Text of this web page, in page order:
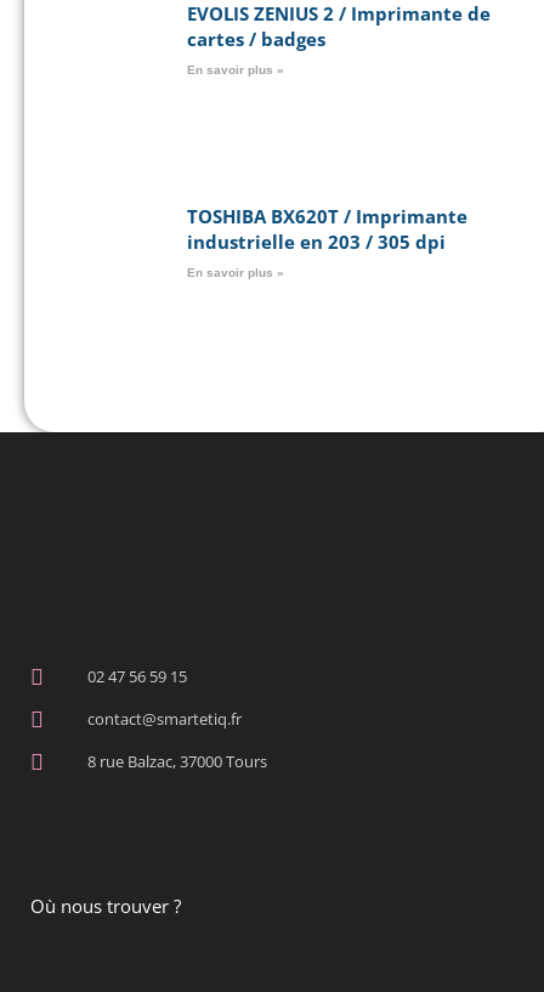
EVOLIS ZENIUS 2 / Imprimante de
cartes / badges
En savoir plus »
TOSHIBA BX620T / Imprimante
industrielle en 203 / 305 dpi
En savoir plus »
02 47 56 59 15
contact@smartetiq.fr
8 rue Balzac, 37000 Tours
Où nous trouver ?